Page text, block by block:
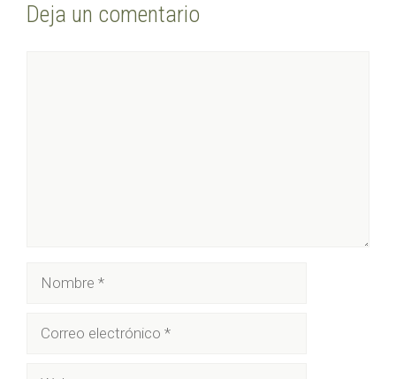
Deja un comentario